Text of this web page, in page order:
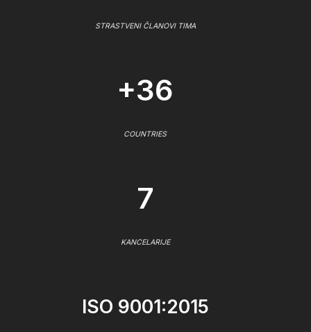
STRASTVENI ČLANOVI TIMA
+36
COUNTRIES
7
KANCELARIJE
ISO 9001:2015